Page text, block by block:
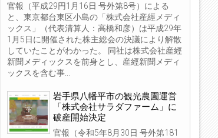
官報（平成29円1月16日 号外第8号）による
と、東京都台東区小島の「株式会社産經メディ
ックス」（代表清算人：高橋和彦）は平成29年
1月5日に開催された株主総会の決議により解散
していたことがわかった。 同社は株式会社産經
新聞メディックスを前身とし、産經新聞メディ
ックスを含む事...
岩手県八幡平市の観光農園運営
「株式会社サラダファーム」に
破産開始決定
官報（令和5年8月30日 号外第181